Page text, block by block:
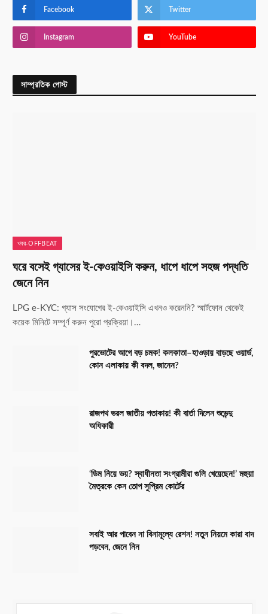
Facebook Twitter
Instagram YouTube
সাম্প্রতিক পোস্ট
খবর-OFFBEAT
ঘরে বসেই গ্যাসের ই-কেওয়াইসি করুন, ধাপে ধাপে সহজ পদ্ধতি
জেনে নিন
LPG e-KYC: গ্যাস সংযোগের ই-কেওয়াইসি এখনও করেননি? স্মার্টফোন থেকেই
কয়েক মিনিটে সম্পূর্ণ করুন পুরো প্রক্রিয়া।…
পুরভোটের আগে বড় চমক! কলকাতা–হাওড়ায় বাড়ছে ওয়ার্ড,
কোন এলাকায় কী বদল, জানেন?
রাজপথ ভরল জাতীয় পতাকায়! কী বার্তা দিলেন শুভেন্দু
অধিকারী
‘ডিম নিয়ে ভয়? স্বাধীনতা সংগ্রামীরা গুলি খেয়েছেন!’ মহুয়া
মৈত্রকে কেন তোপ সুপ্রিম কোর্টের
সবাই আর পাবেন না বিনামূল্যে রেশন! নতুন নিয়মে কারা বাদ
পড়বেন, জেনে নিন